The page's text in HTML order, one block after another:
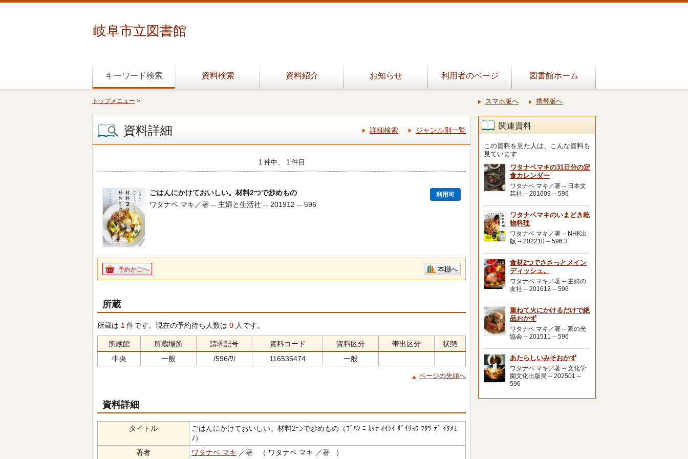
岐阜市立図書館
キーワード検索 資料検索 資料紹介 お知らせ 利用者のページ 図書館ホーム
トップメニュー > スマホ版へ 携帯版へ
資料詳細 詳細検索 ジャンル別一覧
1 件中、 1 件目
ごはんにかけておいしい。材料2つで炒めもの 利用可
ワタナベ マキ／著 -- 主婦と生活社 -- 201912 -- 596
予約かごへ 本棚へ
所蔵
所蔵は 1 件です。現在の予約待ち人数は 0 人です。
所蔵館 所蔵場所 請求記号 資料コード 資料区分 帯出区分
状態
中央
一般 /596/ﾜ/ 116535474 一般
ページの先頭へ
資料詳細
タイトル
ごはんにかけておいしい。材料2つで炒めもの（ｺﾞﾊﾝ ﾆ ｶｹﾃ ｵｲｼｲ ｻﾞｲﾘｮｳ ﾌﾀﾂ ﾃﾞ ｲﾀﾒﾓ
ﾉ）
著者
ワタナベ マキ ／著 （ ワタナベ マキ ／著 ）
関連資料
この資料を見た人は、こんな資料も
見ています
ワタナベマキの31日分の定
食カレンダー
ワタナベ マキ／著 -- 日本文
芸社 -- 201609 -- 596
ワタナベマキのいまどき乾
物料理
ワタナベ マキ／著 -- NHK出
版 -- 202210 -- 596.3
食材2つでささっとメイン
ディッシュ。
ワタナベ マキ／著 -- 主婦の
友社 -- 201612 -- 596
重ねて火にかけるだけで絶
品おかず
ワタナベ マキ／著 -- 家の光
協会 -- 201511 -- 596
あたらしいみそおかず
ワタナベ マキ／著 -- 文化学
園文化出版局 -- 202501 --
596